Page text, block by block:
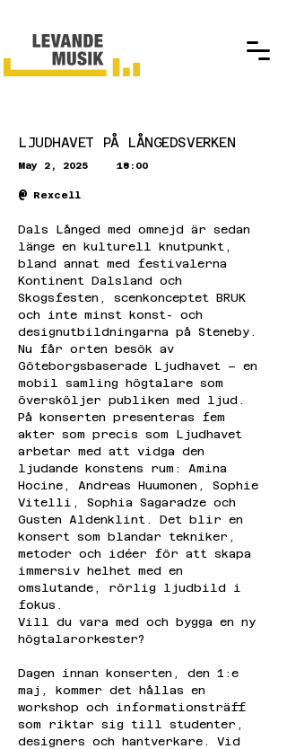
LJUDHAVET PÅ LÅNGEDSVERKEN
May 2, 2025 18:00
@ Rexcell
Dals Långed med omnejd är sedan
länge en kulturell knutpunkt,
bland annat med festivalerna
Kontinent Dalsland och
Skogsfesten, scenkonceptet BRUK
och inte minst konst- och
designutbildningarna på Steneby.
Nu får orten besök av
Göteborgsbaserade Ljudhavet – en
mobil samling högtalare som
översköljer publiken med ljud.
På konserten presenteras fem
akter som precis som Ljudhavet
arbetar med att vidga den
ljudande konstens rum: Amina
Hocine, Andreas Huumonen, Sophie
Vitelli, Sophia Sagaradze och
Gusten Aldenklint. Det blir en
konsert som blandar tekniker,
metoder och idéer för att skapa
immersiv helhet med en
omslutande, rörlig ljudbild i
fokus.
Vill du vara med och bygga en ny
högtalarorkester?
Dagen innan konserten, den 1:e
maj, kommer det hållas en
workshop och informationsträff
som riktar sig till studenter,
designers och hantverkare. Vid